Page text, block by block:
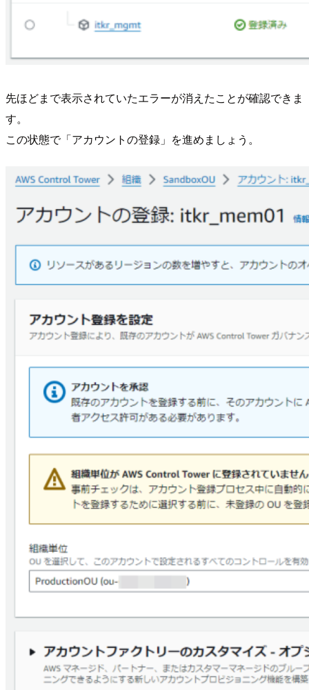
先ほどまで表示されていたエラーが消えたことが確認できま
す。
この状態で「アカウントの登録」を進めましょう。